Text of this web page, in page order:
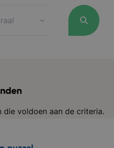
die voldoen aan de criteria.